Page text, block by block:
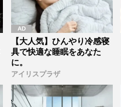
【大人気】ひんやり冷感寝
具で快適な睡眠をあなた
に。
アイリスプラザ